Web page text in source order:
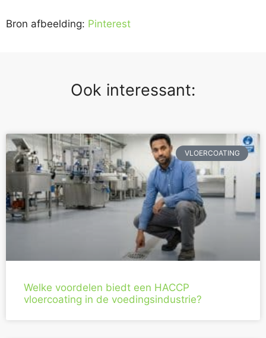
Bron afbeelding: Pinterest
Ook interessant:
VLOERCOATING
Welke voordelen biedt een HACCP
vloercoating in de voedingsindustrie?